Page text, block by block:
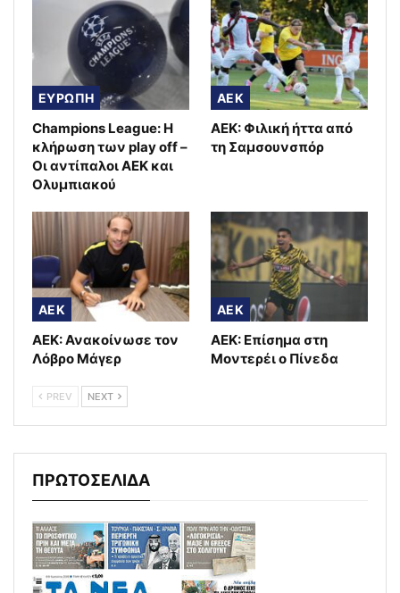
ΕΥΡΩΠΗ
Champions League: Η
κλήρωση των play off –
Οι αντίπαλοι ΑΕΚ και
Ολυμπιακού
AEK
ΑΕΚ: Φιλική ήττα από
τη Σαμσουνσπόρ
AEK
ΑΕΚ: Ανακοίνωσε τον
Λόβρο Μάγερ
AEK
ΑΕΚ: Επίσημα στη
Μοντερέι ο Πίνεδα
PREV NEXT
ΠΡΩΤΟΣΕΛΙΔΑ